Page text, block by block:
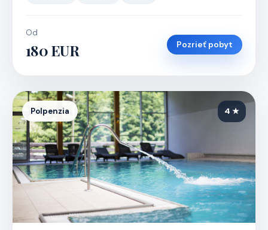
Od
180 EUR Pozrieť pobyt
Polpenzia 4 ★